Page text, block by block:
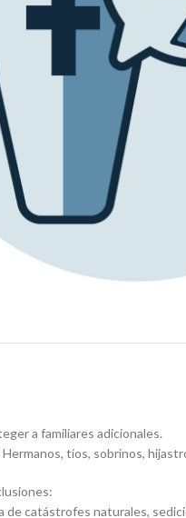
a familiares adicionales.
Hermanos, tíos, sobrinos,
de catástrofes naturales,